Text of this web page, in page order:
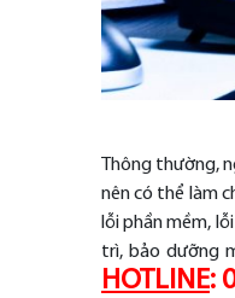
Thông thường,
nên có thể làm
lỗi phần mềm,
trì, bảo dưỡng
HOTLINE: